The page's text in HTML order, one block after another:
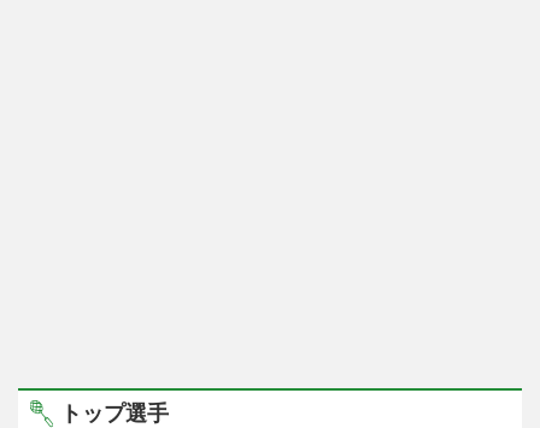
トップ選手